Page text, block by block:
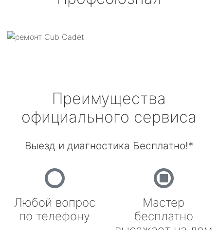
Преимущества
официального сервиса
Выезд и диагностика Бесплатно!*
Любой вопрос
по телефону
Мастер
бесплатно